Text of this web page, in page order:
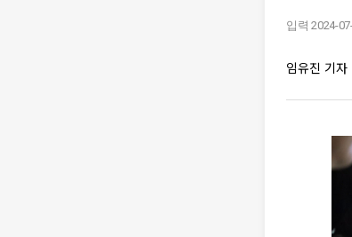
입력 2024-
임유진 기자